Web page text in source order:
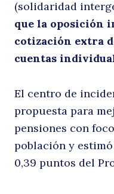
(solidaridad
que la oposición
cotización extra
cuentas
El centro de
propuesta para
pensiones con
población y
0,39 puntos del